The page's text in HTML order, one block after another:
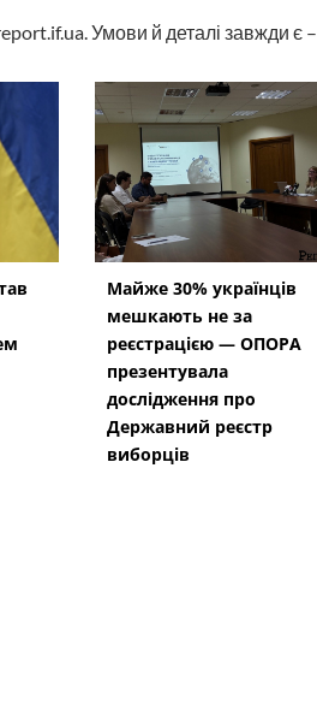
Умови й деталі завжди є –
Майже 30% українців
мешкають не за
реєстрацією — ОПОРА
презентувала
дослідження про
Державний реєстр
виборців